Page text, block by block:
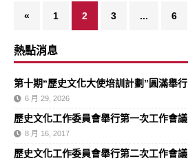
« 1 2 3 ... 6
熱點消息
第十期“歷史文化大使培訓計劃”圓滿舉行
6 月 29, 2026
歷史文化工作委員會舉行第一次工作會議
8 月 16, 2017
歷史文化工作委員會舉行第二次工作會議